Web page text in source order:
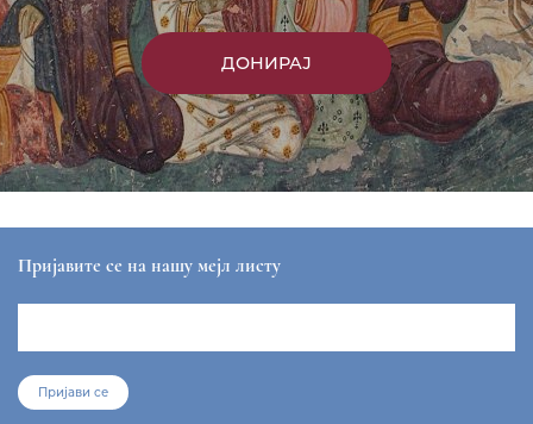
ДОНИРАЈ
Пријавите се на нашу мејл листу
Пријави се